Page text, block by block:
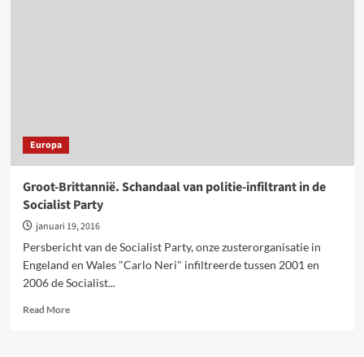
Europa
Groot-Brittannië. Schandaal van politie-infiltrant in de
Socialist Party
januari 19, 2016
Persbericht van de Socialist Party, onze zusterorganisatie in
Engeland en Wales "Carlo Neri" infiltreerde tussen 2001 en
2006 de Socialist...
Read MoreRead